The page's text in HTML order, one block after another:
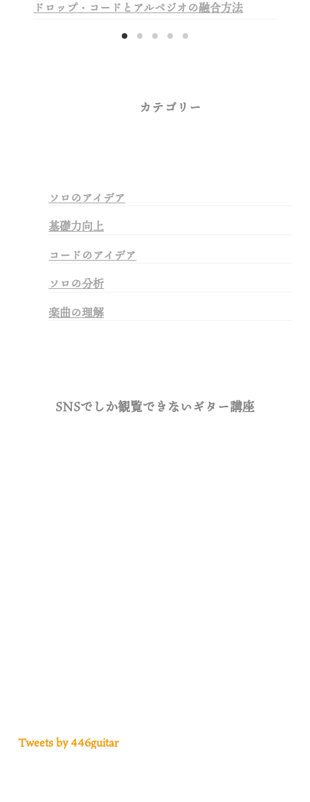
ドロップ・コードとアルペジオの融合方法
カテゴリー
ソロのアイデア
基礎力向上
コードのアイデア
ソロの分析
楽曲の理解
SNSでしか観覧できないギター講座
Tweets by 446guitar